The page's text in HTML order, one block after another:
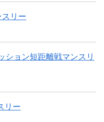
リー
ション短距離戦マンスリ
リー